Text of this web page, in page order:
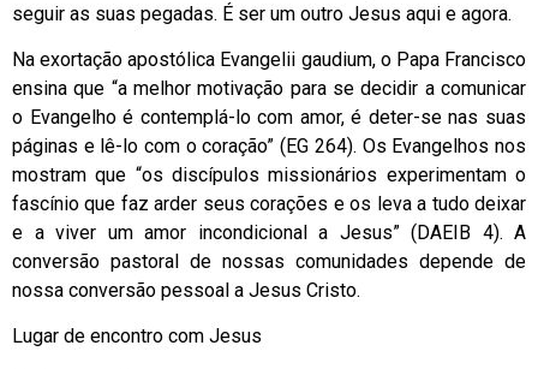
seguir as suas pegadas. É ser um outro Jesus aqui e agora.
Na exortação apostólica Evangelii gaudium, o Papa Francisco
ensina que “a melhor motivação para se decidir a comunicar
o Evangelho é contemplá-lo com amor, é deter-se nas suas
páginas e lê-lo com o coração” (EG 264). Os Evangelhos nos
mostram que “os discípulos missionários experimentam o
fascínio que faz arder seus corações e os leva a tudo deixar
e a viver um amor incondicional a Jesus” (DAEIB 4). A
conversão pastoral de nossas comunidades depende de
nossa conversão pessoal a Jesus Cristo.
Lugar de encontro com Jesus